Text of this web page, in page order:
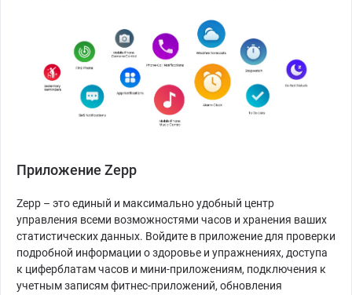
Приложение Zepp
Zepp – это единый и максимально удобный центр
управления всеми возможностями часов и хранения ваших
статистических данных. Войдите в приложение для проверки
подробной информации о здоровье и упражнениях, доступа
к циферблатам часов и мини-приложениям, подключения к
учетным записям фитнес-приложений, обновления